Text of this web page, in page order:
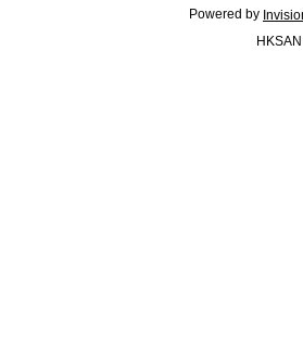
Powered by